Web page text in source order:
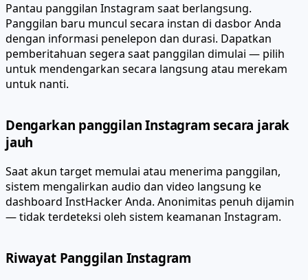
Pantau panggilan Instagram saat berlangsung.
Panggilan baru muncul secara instan di dasbor Anda
dengan informasi penelepon dan durasi. Dapatkan
pemberitahuan segera saat panggilan dimulai — pilih
untuk mendengarkan secara langsung atau merekam
untuk nanti.
Dengarkan panggilan Instagram secara jarak
jauh
Saat akun target memulai atau menerima panggilan,
sistem mengalirkan audio dan video langsung ke
dashboard InstHacker Anda. Anonimitas penuh dijamin
— tidak terdeteksi oleh sistem keamanan Instagram.
Riwayat Panggilan Instagram